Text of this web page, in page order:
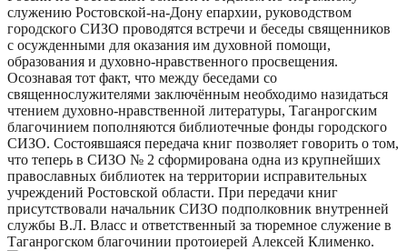
служению Ростовской-на-Дону епархии, руководством
городского СИЗО проводятся встречи и беседы священников
с осужденными для оказания им духовной помощи,
образования и духовно-нравственного просвещения.
Осознавая тот факт, что между беседами со
священнослужителями заключённым необходимо назидаться
чтением духовно-нравственной литературы, Таганрогским
благочинием пополняются библиотечные фонды городского
СИЗО. Состоявшаяся передача книг позволяет говорить о том,
что теперь в СИЗО № 2 сформирована одна из крупнейших
православных библиотек на территории исправительных
учреждений Ростовской области. При передачи книг
присутствовали начальник СИЗО подполковник внутренней
службы В.Л. Власс и ответственный за тюремное служение в
Таганрогском благочинии протоиерей Алексей Клименко.